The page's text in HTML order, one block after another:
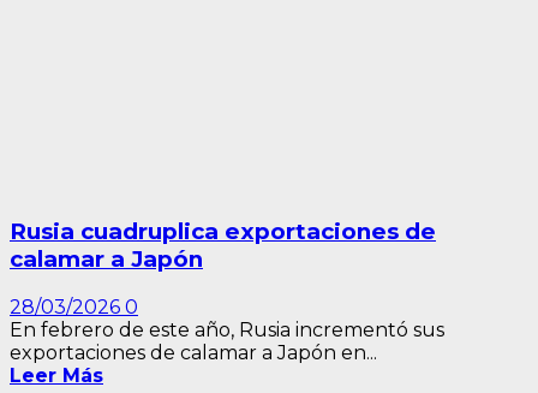
Rusia cuadruplica exportaciones de
calamar a Japón
28/03/2026 0
En febrero de este año, Rusia incrementó sus
exportaciones de calamar a Japón en...
Leer Más